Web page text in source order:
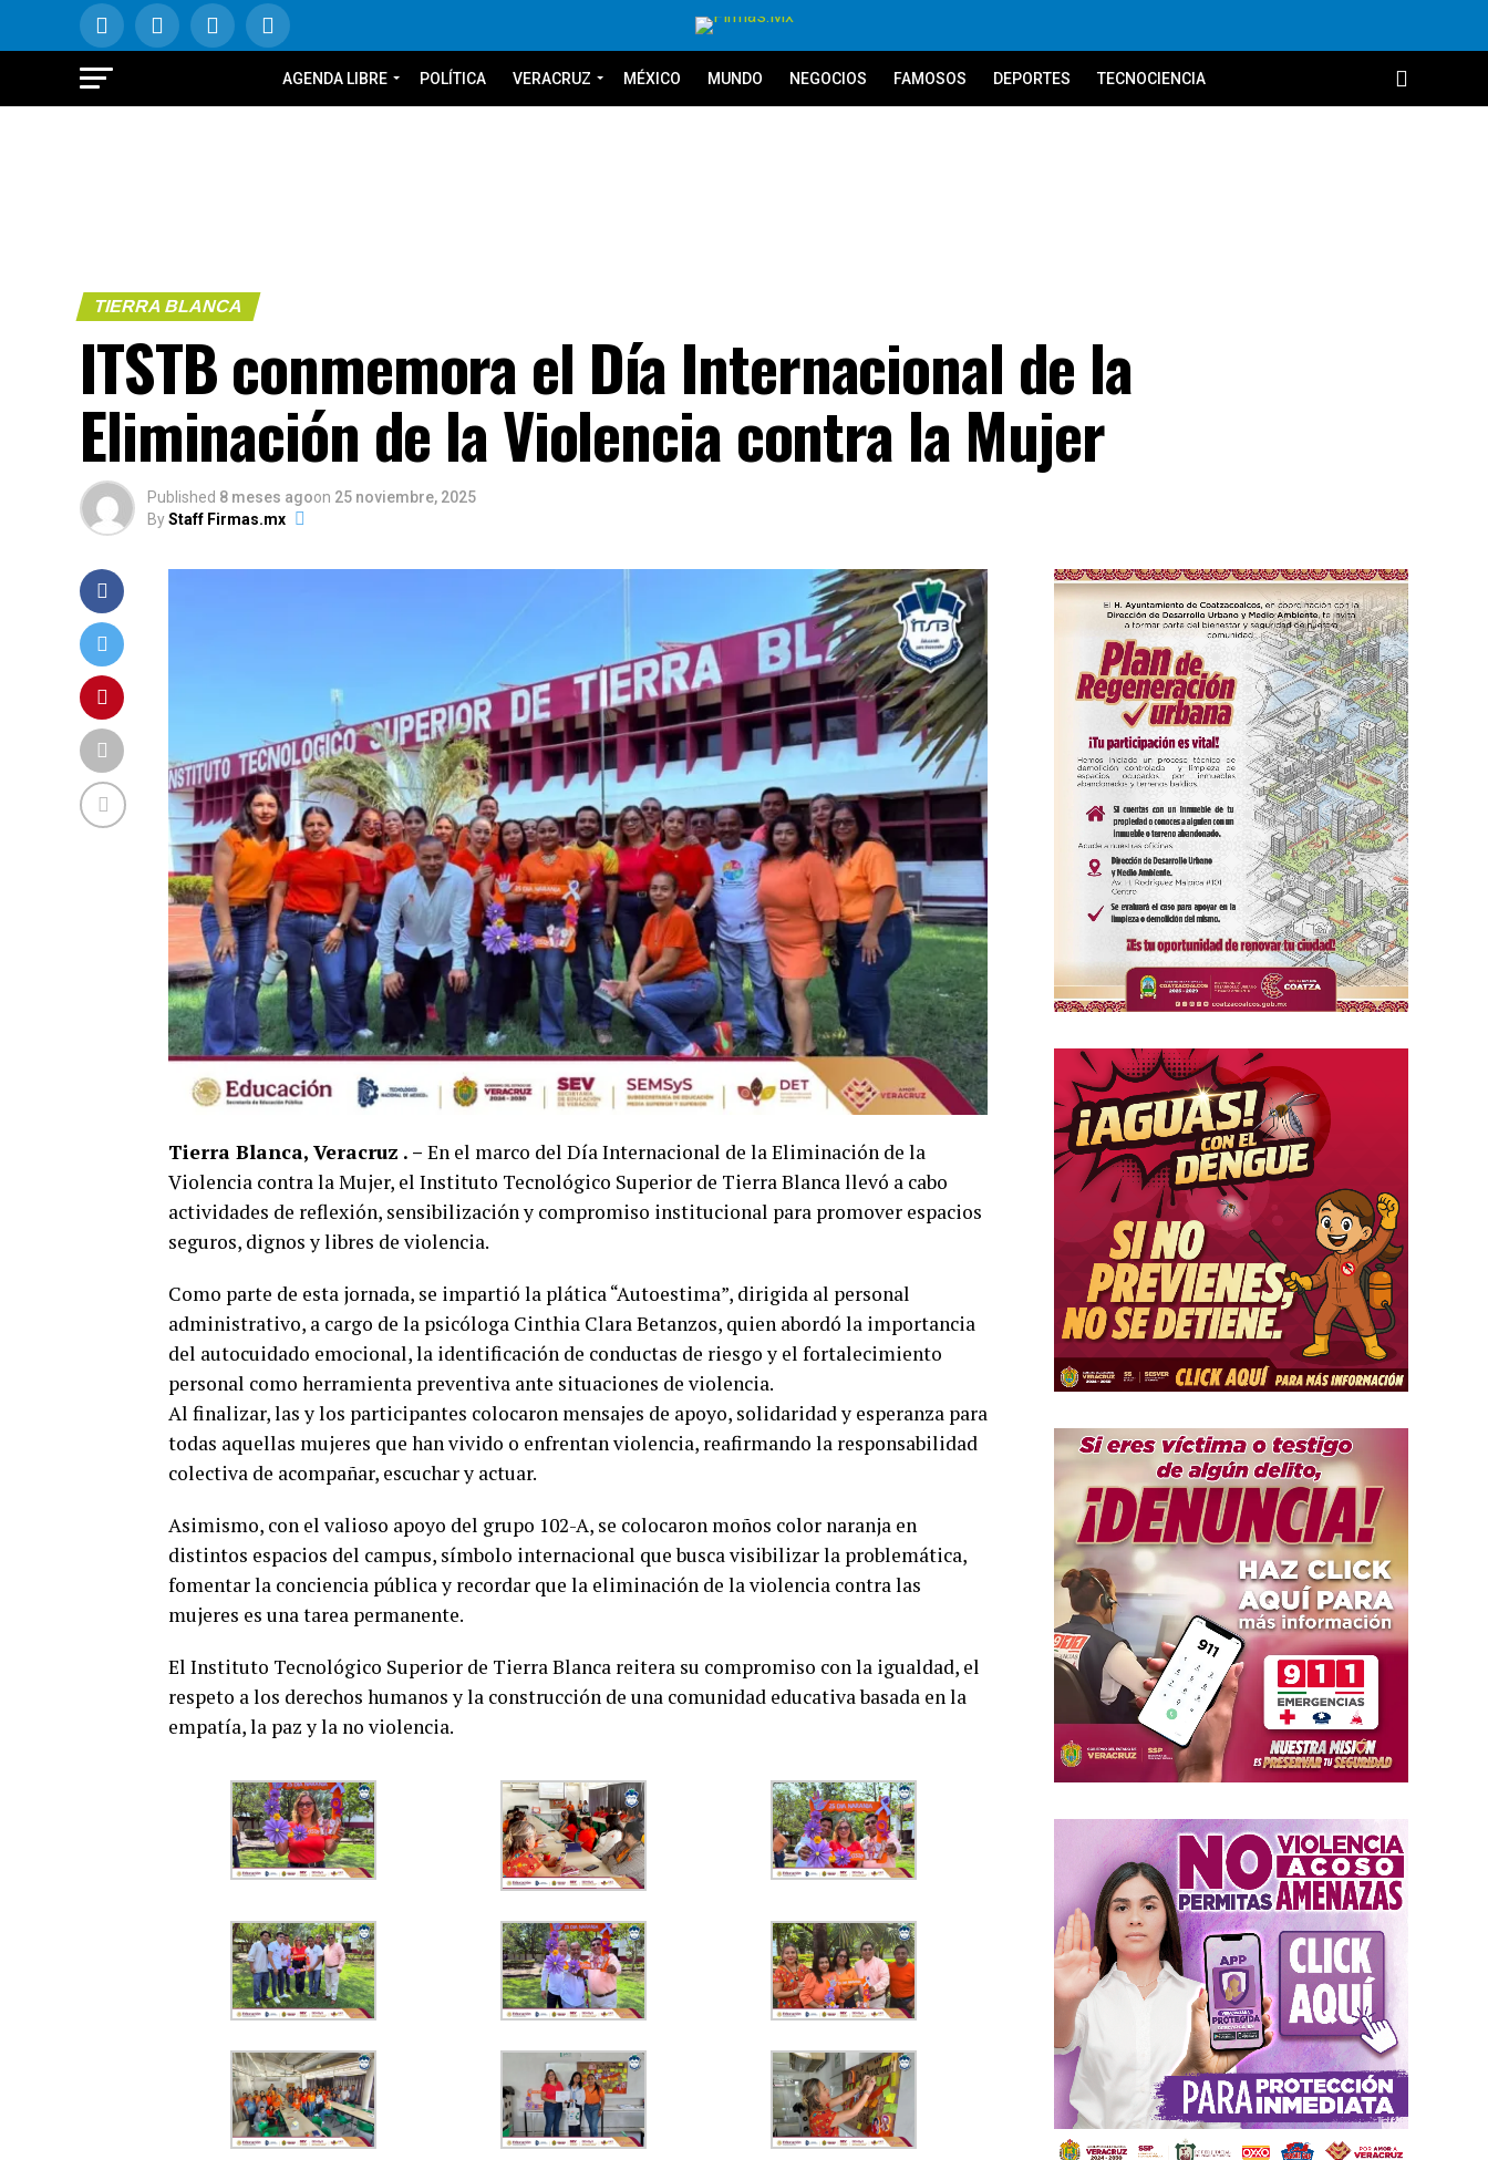
AGENDA LIBRE POLÍTICA VERACRUZ MÉXICO MUNDO NEGOCIOS FAMOSOS DEPORTES TECNOCIENCIA
TIERRA BLANCA
ITSTB conmemora el Día Internacional de la
Eliminación de la Violencia contra la Mujer
Published 8 meses agoon 25 noviembre, 2025
ByStaff Firmas.mx
Tierra Blanca, Veracruz . – En el marco del Día Internacional de la Eliminación de la
Violencia contra la Mujer, el Instituto Tecnológico Superior de Tierra Blanca llevó a cabo
actividades de reflexión, sensibilización y compromiso institucional para promover espacios
seguros, dignos y libres de violencia.
Como parte de esta jornada, se impartió la plática “Autoestima”, dirigida al personal
administrativo, a cargo de la psicóloga Cinthia Clara Betanzos, quien abordó la importancia
del autocuidado emocional, la identificación de conductas de riesgo y el fortalecimiento
personal como herramienta preventiva ante situaciones de violencia.
Al finalizar, las y los participantes colocaron mensajes de apoyo, solidaridad y esperanza para
todas aquellas mujeres que han vivido o enfrentan violencia, reafirmando la responsabilidad
colectiva de acompañar, escuchar y actuar.
Asimismo, con el valioso apoyo del grupo 102-A, se colocaron moños color naranja en
distintos espacios del campus, símbolo internacional que busca visibilizar la problemática,
fomentar la conciencia pública y recordar que la eliminación de la violencia contra las
mujeres es una tarea permanente.
El Instituto Tecnológico Superior de Tierra Blanca reitera su compromiso con la igualdad, el
respeto a los derechos humanos y la construcción de una comunidad educativa basada en la
empatía, la paz y la no violencia.